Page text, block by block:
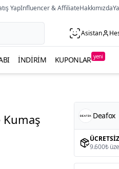
YapInfluencer & AffiliateHakkımızda
Asistan
İNDIRIM KUPONLAR yeni
Kumaş Deafox
9.600₺